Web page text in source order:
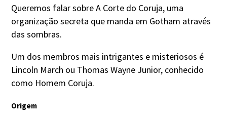
Queremos falar sobre A Corte do Coruja, uma
organização secreta que manda em Gotham através
das sombras.
Um dos membros mais intrigantes e misteriosos é
Lincoln March ou Thomas Wayne Junior, conhecido
como Homem Coruja.
Origem